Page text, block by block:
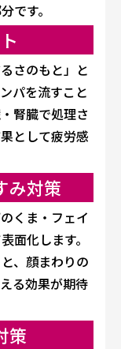
です。
さのもと」と
パを流すこと
腎臓で処理さ
として疲労感
み対策
くま・フェイ
面化します。
、顔まわりの
る効果が期待
策